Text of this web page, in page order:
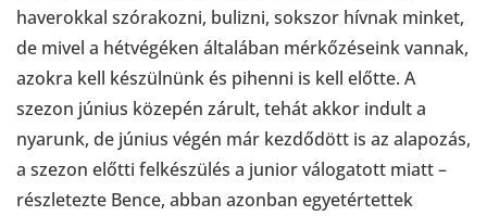
haverokkal szórakozni, bulizni, sokszor hívnak minket,
de mivel a hétvégéken általában mérkőzéseink vannak,
azokra kell készülnünk és pihenni is kell előtte. A
szezon június közepén zárult, tehát akkor indult a
nyarunk, de június végén már kezdődött is az alapozás,
a szezon előtti felkészülés a junior válogatott miatt –
részletezte Bence, abban azonban egyetértettek